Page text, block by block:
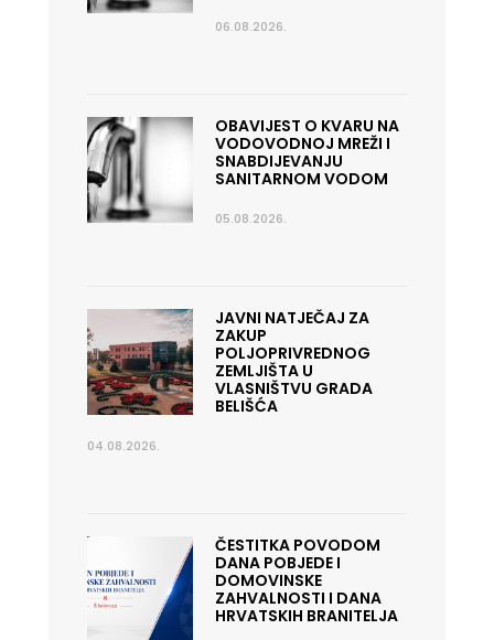
06.08.2026.
OBAVIJEST O KVARU NA
VODOVODNOJ MREŽI I
SNABDIJEVANJU
SANITARNOM VODOM
05.08.2026.
JAVNI NATJEČAJ ZA
ZAKUP
POLJOPRIVREDNOG
ZEMLJIŠTA U
VLASNIŠTVU GRADA
BELIŠĆA
04.08.2026.
ČESTITKA POVODOM
DANA POBJEDE I
DOMOVINSKE
ZAHVALNOSTI I DANA
HRVATSKIH BRANITELJA